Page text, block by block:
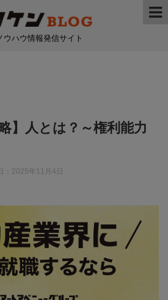
ウハウ情報発信サイト
】人とは？～権利能力
2025年11月4日